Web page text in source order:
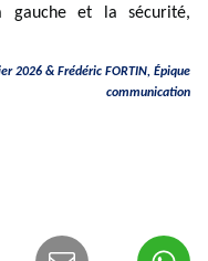
gauche et la sécurité,
2026 & Frédéric FORTIN, Épique
communication